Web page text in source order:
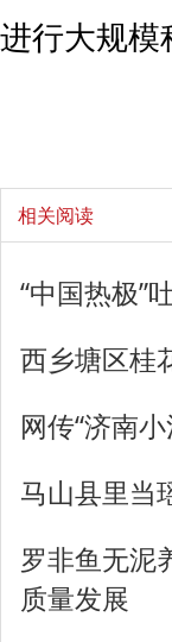
进行大规模
相关阅读
“中国热极”
西乡塘区桂
网传“济南
马山县里当
罗非鱼无泥
质量发展